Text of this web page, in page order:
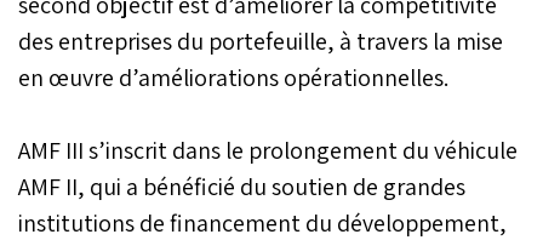
des entreprises du portefeuille, à travers la mise
en œuvre d’améliorations opérationnelles.
AMF III s’inscrit dans le prolongement du véhicule
AMF II, qui a bénéficié du soutien de grandes
institutions de financement du développement,